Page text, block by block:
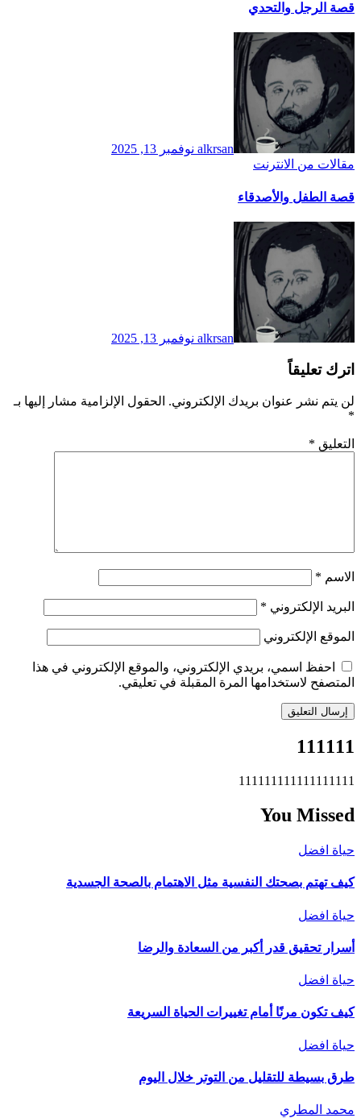
قصة الرجل والتحدي
alkrsan نوفمبر 13, 2025
مقالات من الانترنت
قصة الطفل والأصدقاء
alkrsan نوفمبر 13, 2025
اترك تعليقاً
لن يتم نشر عنوان بريدك الإلكتروني. الحقول الإلزامية مشار إليها بـ
*
التعليق *
الاسم *
البريد الإلكتروني *
الموقع الإلكتروني
احفظ اسمي، بريدي الإلكتروني، والموقع الإلكتروني في هذا
المتصفح لاستخدامها المرة المقبلة في تعليقي.
111111
111111111111111111
You Missed
حياة افضل
كيف تهتم بصحتك النفسية مثل الاهتمام بالصحة الجسدية
حياة افضل
أسرار تحقيق قدر أكبر من السعادة والرضا
حياة افضل
كيف تكون مرنًا أمام تغييرات الحياة السريعة
حياة افضل
طرق بسيطة للتقليل من التوتر خلال اليوم
محمد المطري